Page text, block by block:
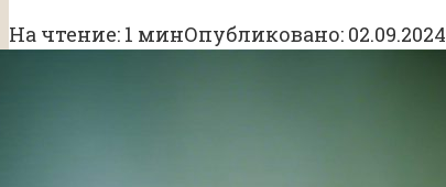
На чтение: 1 минОпубликовано: 02.09.2024